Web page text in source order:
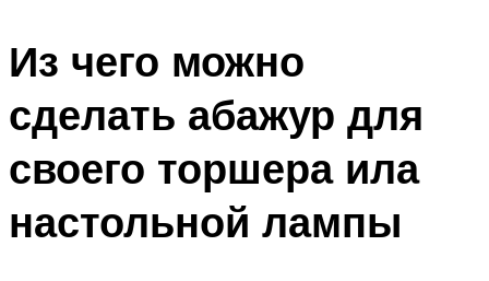
Из чего можно
сделать абажур для
своего торшера ила
настольной лампы